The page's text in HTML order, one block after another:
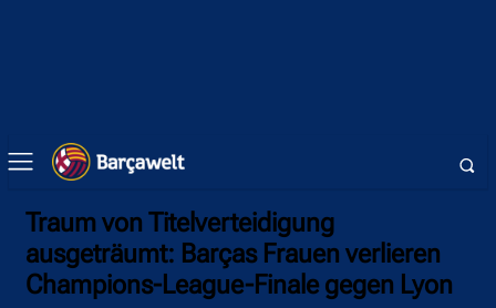
Traum von Titelverteidigung
ausgeträumt: Barças Frauen verlieren
Champions-League-Finale gegen Lyon